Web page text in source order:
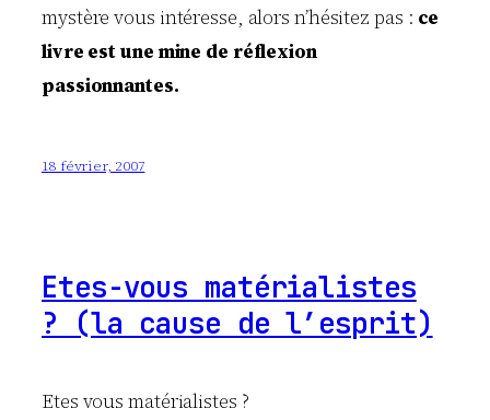
mystère vous intéresse, alors n’hésitez pas : ce
livre est une mine de réflexion
passionnantes.
18 février, 2007
Etes-vous matérialistes
? (la cause de l’esprit)
Etes vous matérialistes ?